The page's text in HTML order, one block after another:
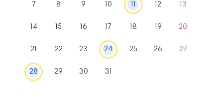
7 8 9 10 11 12 13
14 15 16 17 18 19 20
21 22 23 24 25 26 27
28 29 30 31